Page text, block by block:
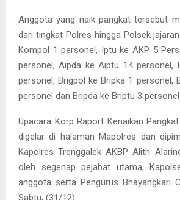
Anggota yang naik pangkat tersebut
dari tingkat Polres hingga Polsek
Kompol 1 personel, Iptu ke AKP 5
personel, Aipda ke Aiptu 14 personel,
personel, Brigpol ke Bripka 1 personel,
personel dan Bripda ke Briptu 3 personel.
Upacara Korp Raport Kenaikan
digelar di halaman Mapolres dan
Kapolres Trenggalek AKBP Alith
oleh segenap pejabat utama,
anggota serta Pengurus Bhayangkari
Sabtu, (31/12).